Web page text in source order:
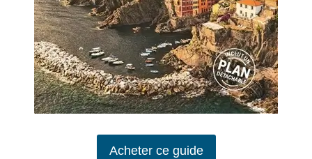
Acheter ce guide